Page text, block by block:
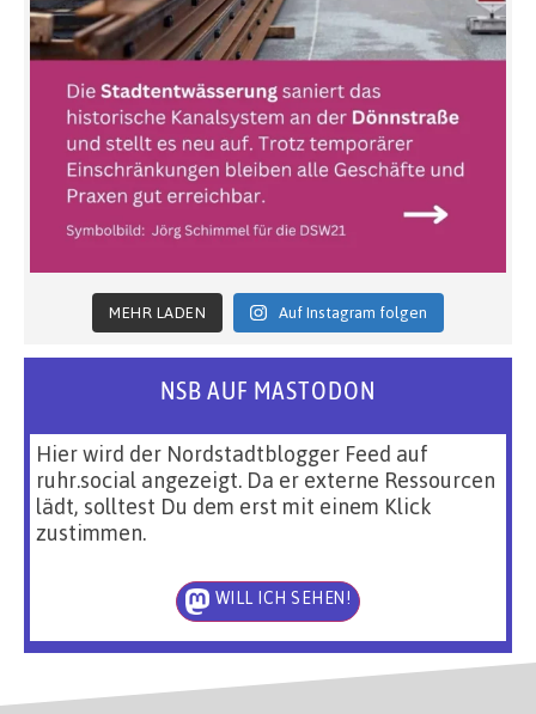
MEHR LADEN Auf Instagram folgen
NSB AUF MASTODON
Hier wird der Nordstadtblogger Feed auf
ruhr.social angezeigt. Da er externe Ressourcen
lädt, solltest Du dem erst mit einem Klick
zustimmen.
WILL ICH SEHEN!